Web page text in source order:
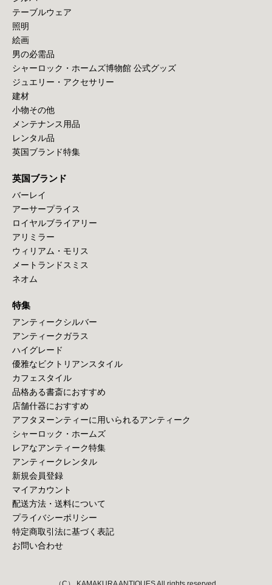
テーブルウェア
照明
絵画
男の必需品
シャーロック・ホームズ博物館 公式グッズ
ジュエリー・アクセサリー
建材
小物その他
メンテナンス用品
レンタル品
英国ブランド特集
英国ブランド
バーレイ
アーサープライス
ロイヤルブライアリー
アリミラー
ウィリアム・モリス
メートランドスミス
ネオム
特集
アンティークシルバー
アンティークガラス
ハイグレード
優雅なビクトリアンスタイル
カフェスタイル
品格ある書斎におすすめ
店舗什器におすすめ
アフタヌーンティーに用いられるアンティーク
シャーロック・ホームズ
レアなアンティーク特集
アンティークレンタル
新規会員登録
マイアカウント
配送方法・送料について
プライバシーポリシー
特定商取引法に基づく表記
お問い合わせ